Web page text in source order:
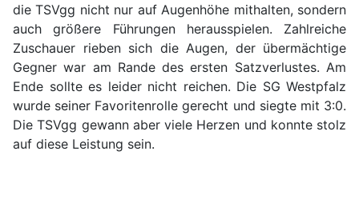
die TSVgg nicht nur auf Augenhöhe mithalten, sondern
auch größere Führungen herausspielen. Zahlreiche
Zuschauer rieben sich die Augen, der übermächtige
Gegner war am Rande des ersten Satzverlustes. Am
Ende sollte es leider nicht reichen. Die SG Westpfalz
wurde seiner Favoritenrolle gerecht und siegte mit 3:0.
Die TSVgg gewann aber viele Herzen und konnte stolz
auf diese Leistung sein.